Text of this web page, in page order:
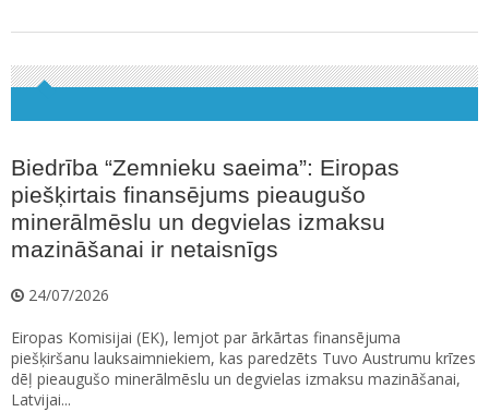
Biedrība “Zemnieku saeima”: Eiropas
piešķirtais finansējums pieaugušo
minerālmēslu un degvielas izmaksu
mazināšanai ir netaisnīgs
24/07/2026
Eiropas Komisijai (EK), lemjot par ārkārtas finansējuma
piešķiršanu lauksaimniekiem, kas paredzēts Tuvo Austrumu krīzes
dēļ pieaugušo minerālmēslu un degvielas izmaksu mazināšanai,
Latvijai...